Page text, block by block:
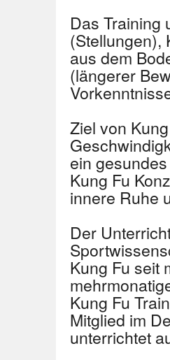
Das Training
(Stellungen),
aus dem
(längerer
Ziel von
ein
Kung Fu
innere Ruhe
Der
Kung Fu seit
Kung Fu
Mitglied im
unterrichtet